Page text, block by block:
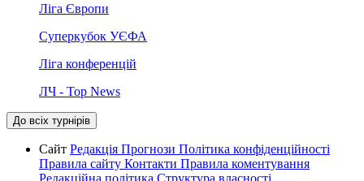
Ліга Європи
Суперкубок УЄФА
Ліга конференцій
ЛЧ - Top News
До всіх турнірів
Сайт Редакція Прогнози Політика конфіденційності
Правила сайту Контакти Правила коментування
Редакційна політика Структура власності